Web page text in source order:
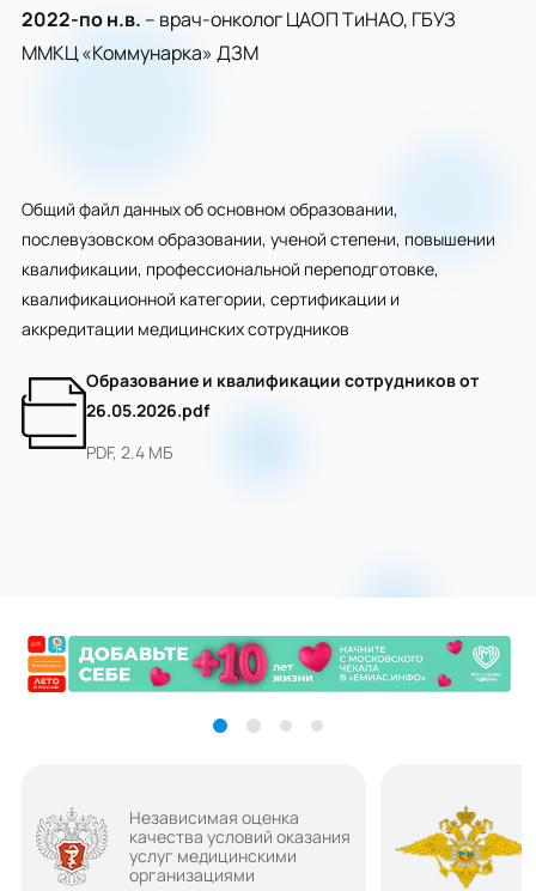
2022-по н.в. – врач-онколог ЦАОП ТиНАО, ГБУЗ
ММКЦ «Коммунарка» ДЗМ
Общий файл данных об основном образовании,
послевузовском образовании, ученой степени, повышении
квалификации, профессиональной переподготовке,
квалификационной категории, сертификации и
аккредитации медицинских сотрудников
Образование и квалификации сотрудников от
26.05.2026.pdf
PDF, 2.4 МБ
Независимая оценка
качества условий оказания
услуг медицинскими
организациями